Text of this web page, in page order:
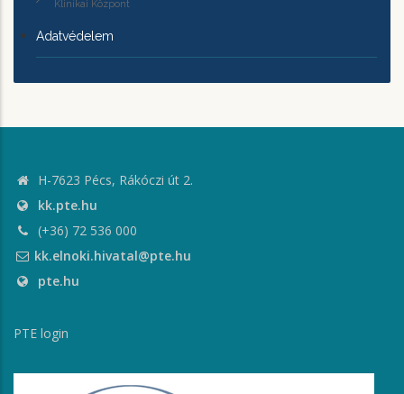
Klinikai Központ
Adatvédelem
H-7623 Pécs, Rákóczi út 2.
kk.pte.hu
(+36) 72 536 000
kk.elnoki.hivatal@pte.hu
pte.hu
PTE login